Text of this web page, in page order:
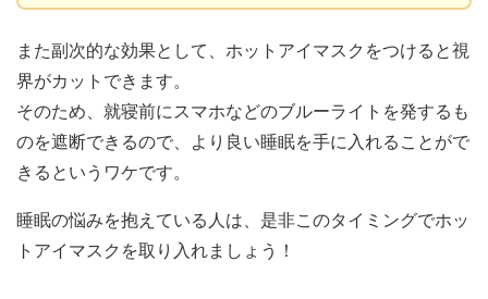
また副次的な効果として、ホットアイマスクをつけると視
界がカットできます。
そのため、就寝前にスマホなどのブルーライトを発するも
のを遮断できるので、より良い睡眠を手に入れることがで
きるというワケです。
睡眠の悩みを抱えている人は、是非このタイミングでホッ
トアイマスクを取り入れましょう！